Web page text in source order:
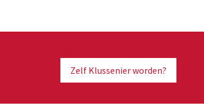
Zelf Klussenier worden?